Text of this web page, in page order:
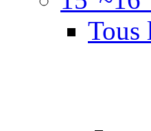
Tous